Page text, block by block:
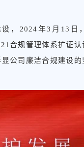
，2024年3月13日
合规管理体系扩证认
公司廉洁合规建设的